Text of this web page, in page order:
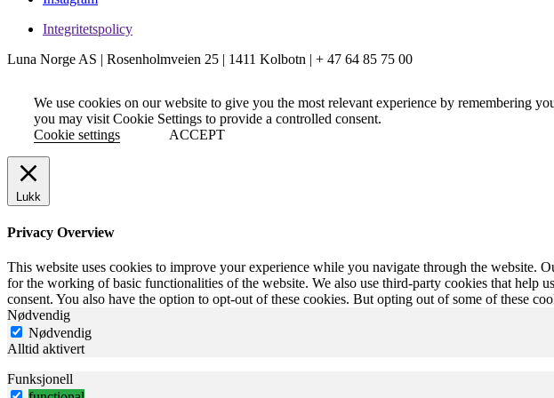
Integritetspolicy
Luna Norge AS | Rosenholmveien 25 | 1411 Kolbotn | + 47 64 85 75 00
We use cookies on our website to give you the most relevant experience by remembering
you may visit Cookie Settings to provide a controlled consent.
Cookie settings
ACCEPT
Lukk
Privacy Overview
This website uses cookies to improve your experience while you navigate through the website.
for the working of basic functionalities of the website. We also use third-party cookies that
consent. You also have the option to opt-out of these cookies. But opting out of some of these
Nødvendig
Nødvendig
Alltid aktivert
Funksjonell